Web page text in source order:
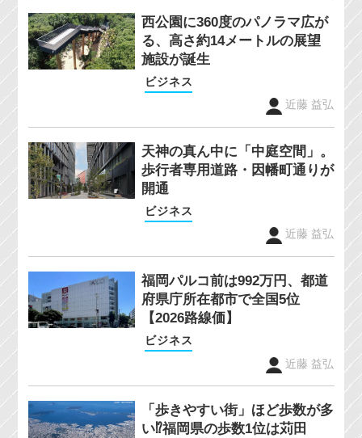
西公園に360度のパノラマ広が
る、高さ約14メートルの展望
施設が誕生
ビジネス
近藤 益弘
天神の真ん中に「中庭空間」。
歩行者専用道路・因幡町通りが
開通
ビジネス
近藤 益弘
福岡パルコ前は992万円、都道
府県庁所在都市で全国5位
【2026路線価】
ビジネス
近藤 益弘
「歩きやすい街」ほど歩数が多
い⁉福岡県の歩数1位は苅田